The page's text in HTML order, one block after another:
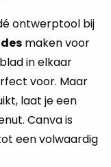
ontwerptool bij
maken voor
in elkaar
voor. Maar
laat je een
Canva is
een volwaardig